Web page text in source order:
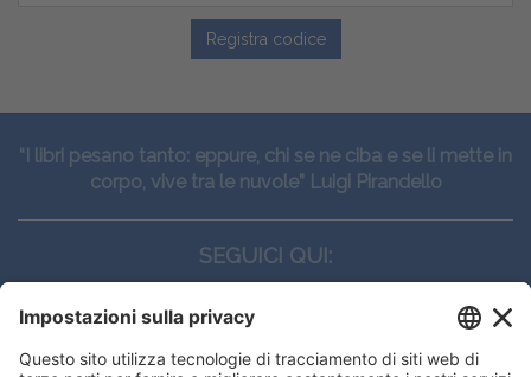
Registra codice
“I libri pesano tanto: eppure, chi se ne ciba e se li mette in
corpo, vive tra le nuvole” Luigi Pirandello
SEGUICI QUI: